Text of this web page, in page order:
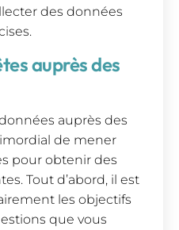
des données
auprès des
auprès des
de mener
pour obtenir des
Tout d’abord, il est
les objectifs
que vous